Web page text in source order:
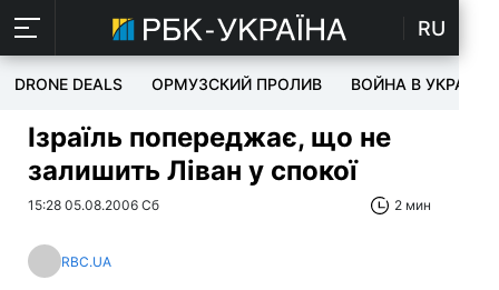
RU
DRONE DEALS ОРМУЗСКИЙ ПРОЛИВ ВОЙНА В УКРАИНЕ
Ізраїль попереджає, що не
залишить Ліван у спокої
15:28 05.08.2006 Сб 2 мин
RBC.UA